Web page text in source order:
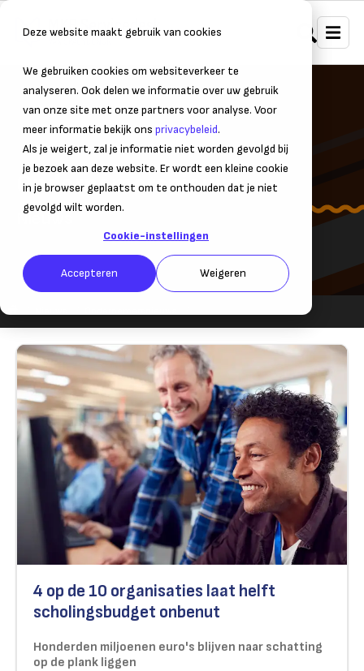
Deze website maakt gebruik van cookies
We gebruiken cookies om websiteverkeer te
analyseren. Ook delen we informatie over uw gebruik
van onze site met onze partners voor analyse. Voor
meer informatie bekijk ons privacybeleid.
Als je weigert, zal je informatie niet worden gevolgd bij
je bezoek aan deze website. Er wordt een kleine cookie
in je browser geplaatst om te onthouden dat je niet
gevolgd wilt worden.
Cookie-instellingen
Accepteren Weigeren
Ondernemersnieuws
Nieuws
4 op de 10 organisaties laat helft
scholingsbudget onbenut
Honderden miljoenen euro's blijven naar schatting
op de plank liggen